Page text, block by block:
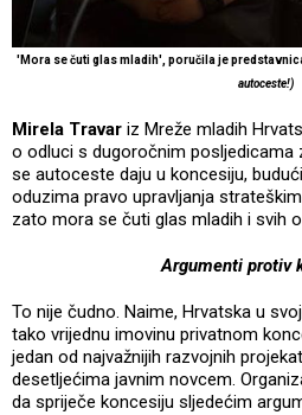
'Mora se čuti glas mladih', poručila je
autoceste!)
Mirela Travar iz Mreže mladih
o odluci s dugoročnim posljedicama
se autoceste daju u koncesiju,
oduzima pravo upravljanja
zato mora se čuti glas mladih i svih
Argumenti protiv
To nije čudno. Naime, Hrvatska u
tako vrijednu imovinu privatnom
jedan od najvažnijih razvojnih
desetljećima javnim novcem.
da spriječe koncesiju sljedećim